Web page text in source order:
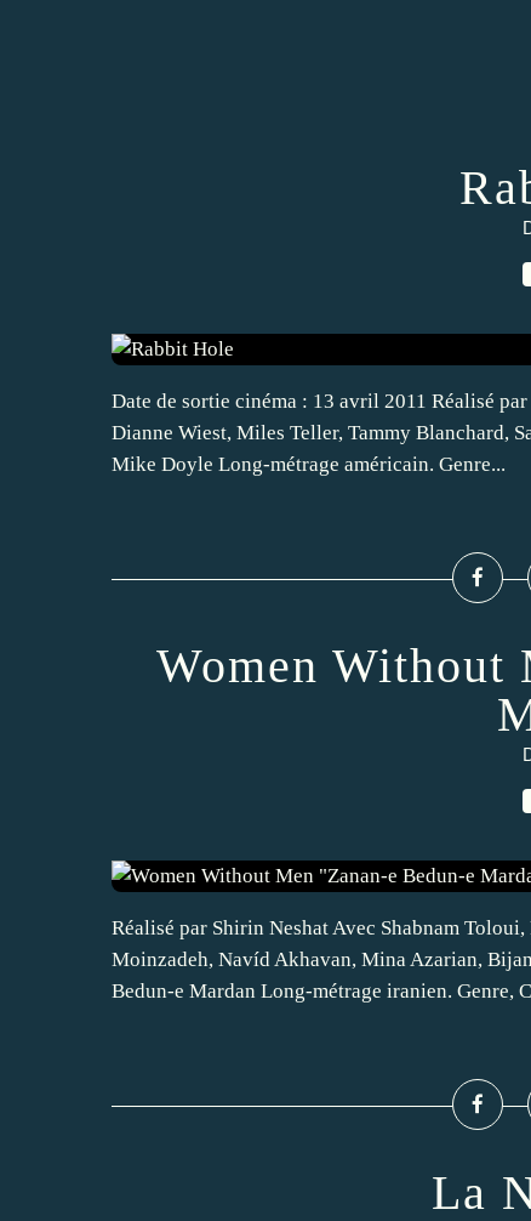
Date de sortie cinéma : 13 avril 2011 Réalisé
Dianne Wiest, Miles Teller, Tammy Blanchard,
Mike Doyle Long-métrage américain. Genre...
Women Without
Réalisé par Shirin Neshat Avec Shabnam
Moinzadeh, Navíd Akhavan, Mina Azarian,
Bedun-e Mardan Long-métrage iranien. Genre,
La